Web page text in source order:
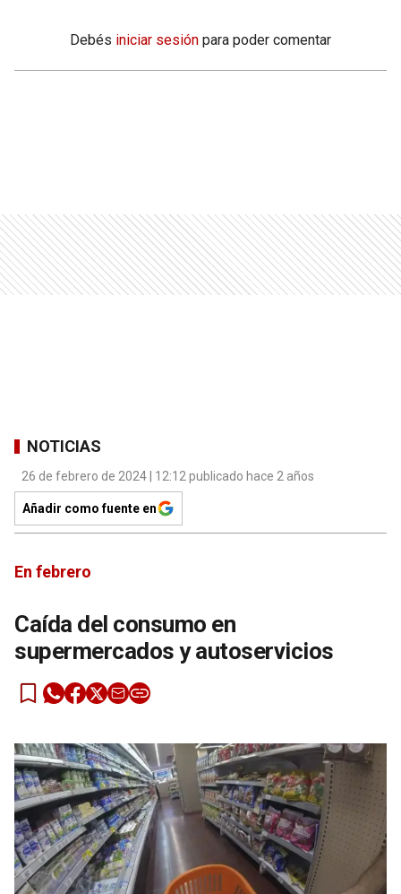
Debés iniciar sesión para poder comentar
NOTICIAS
26 de febrero de 2024 | 12:12 publicado hace 2 años
Añadir como fuente en
En febrero
Caída del consumo en
supermercados y autoservicios